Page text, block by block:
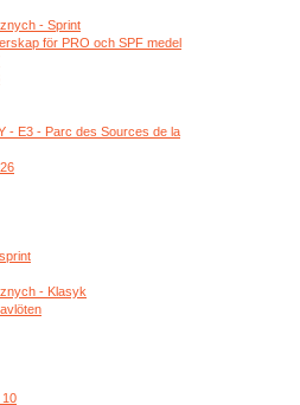
- Sprint
för PRO och SPF medel
- E3 - Parc des Sources de la
- Klasyk
10